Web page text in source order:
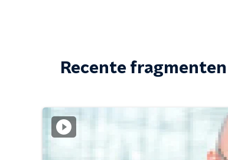
Recente fragmenten